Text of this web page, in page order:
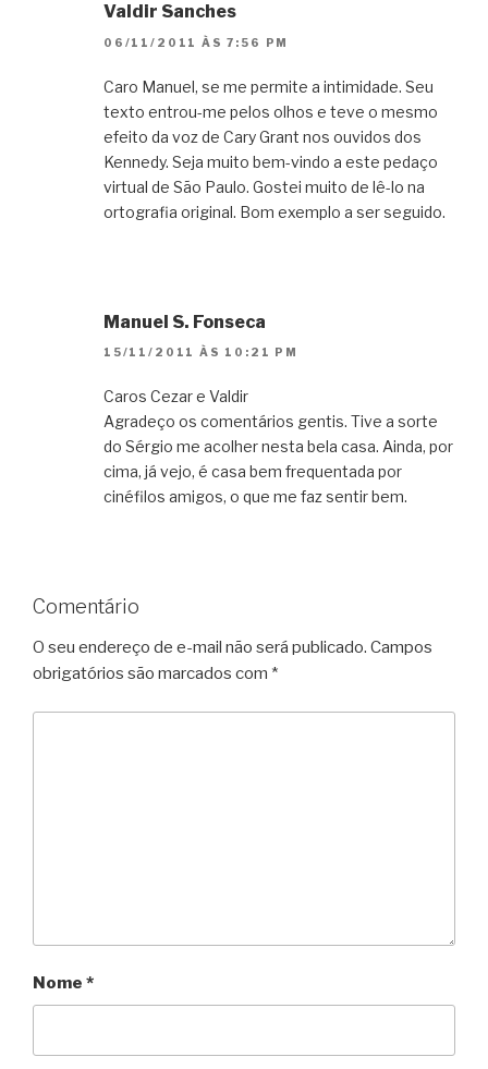
Valdir Sanches
06/11/2011 ÀS 7:56 PM
Caro Manuel, se me permite a intimidade. Seu
texto entrou-me pelos olhos e teve o mesmo
efeito da voz de Cary Grant nos ouvidos dos
Kennedy. Seja muito bem-vindo a este pedaço
virtual de São Paulo. Gostei muito de lê-lo na
ortografia original. Bom exemplo a ser seguido.
Manuel S. Fonseca
15/11/2011 ÀS 10:21 PM
Caros Cezar e Valdir
Agradeço os comentários gentis. Tive a sorte
do Sérgio me acolher nesta bela casa. Ainda, por
cima, já vejo, é casa bem frequentada por
cinéfilos amigos, o que me faz sentir bem.
Comentário
O seu endereço de e-mail não será publicado. Campos
obrigatórios são marcados com *
Nome *